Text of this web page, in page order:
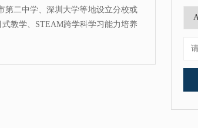
第二中学、深圳大学等地设立分校或
教学、STEAM跨学科学习能力培养